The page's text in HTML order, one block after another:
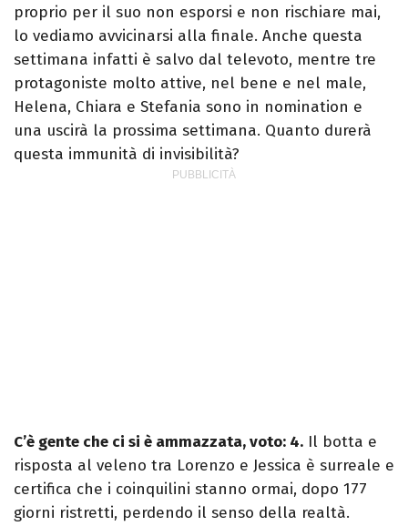
proprio per il suo non esporsi e non rischiare mai,
lo vediamo avvicinarsi alla finale. Anche questa
settimana infatti è salvo dal televoto, mentre tre
protagoniste molto attive, nel bene e nel male,
Helena, Chiara e Stefania sono in nomination e
una uscirà la prossima settimana. Quanto durerà
questa immunità di invisibilità?
C’è gente che ci si è ammazzata, voto: 4. Il botta e
risposta al veleno tra Lorenzo e Jessica è surreale e
certifica che i coinquilini stanno ormai, dopo 177
giorni ristretti, perdendo il senso della realtà.